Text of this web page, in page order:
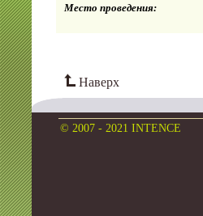
Место проведения:
Наверх
© 2007 - 2021 INTENCE